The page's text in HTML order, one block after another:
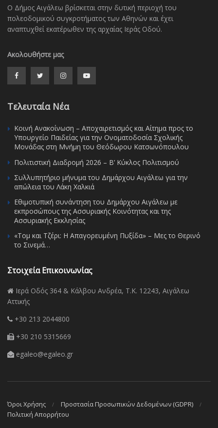
Ο Δήμος Αιγάλεω βρίσκεται στην δυτική περιοχή του
πολεοδομικού συγκροτήματος των Αθηνών και έχει
αναπτυχθεί εκατέρωθεν της αρχαίας Ιεράς Οδού.
Ακολουθήστε μας
Τελευταία Νέα
Κοινή Ανακοίνωση – Αποχαιρετισμός και Αίτημα προς το
Υπουργείο Παιδείας για την Ονοματοδοσία Σχολικής
Μονάδας στη Μνήμη του Θεόδωρου Κατσωνόπουλου
Πολιτιστική Διαδρομή 2026 – Β’ Κύκλος Πολιτισμού
Συλλυπητήριο μήνυμα του Δημάρχου Αιγάλεω για την
απώλεια του Λάκη Χαλκιά
Εθιμοτυπική συνάντηση του Δημάρχου Αιγάλεω με
εκπροσώπους της Ασσυριακής Κοινότητας και της
Ασσυριακής Εκκλησίας
«Τομ και Τζέρι: Η Απαγορευμένη Πυξίδα» – Μες το Θερινό
το Σινεμά…
Στοιχεία Επικοινωνίας
Ιερά Οδός 364 & Κάλβου Ανδρέα, Τ.Κ. 12243, Αιγάλεω
Αττικής
+30 213 2044800
+30 210 5315669
egaleo@egaleo.gr
Όροι Χρήσης
Προστασία Προσωπικών Δεδομένων (GDPR)
Πολιτική Απορρήτου